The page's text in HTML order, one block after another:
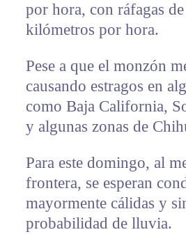
por hora, con ráfagas
kilómetros por hora.
Pese a que el monzón
causando estragos en
como Baja California,
y algunas zonas de
Para este domingo, al
frontera, se esperan
mayormente cálidas y
probabilidad de lluvia.